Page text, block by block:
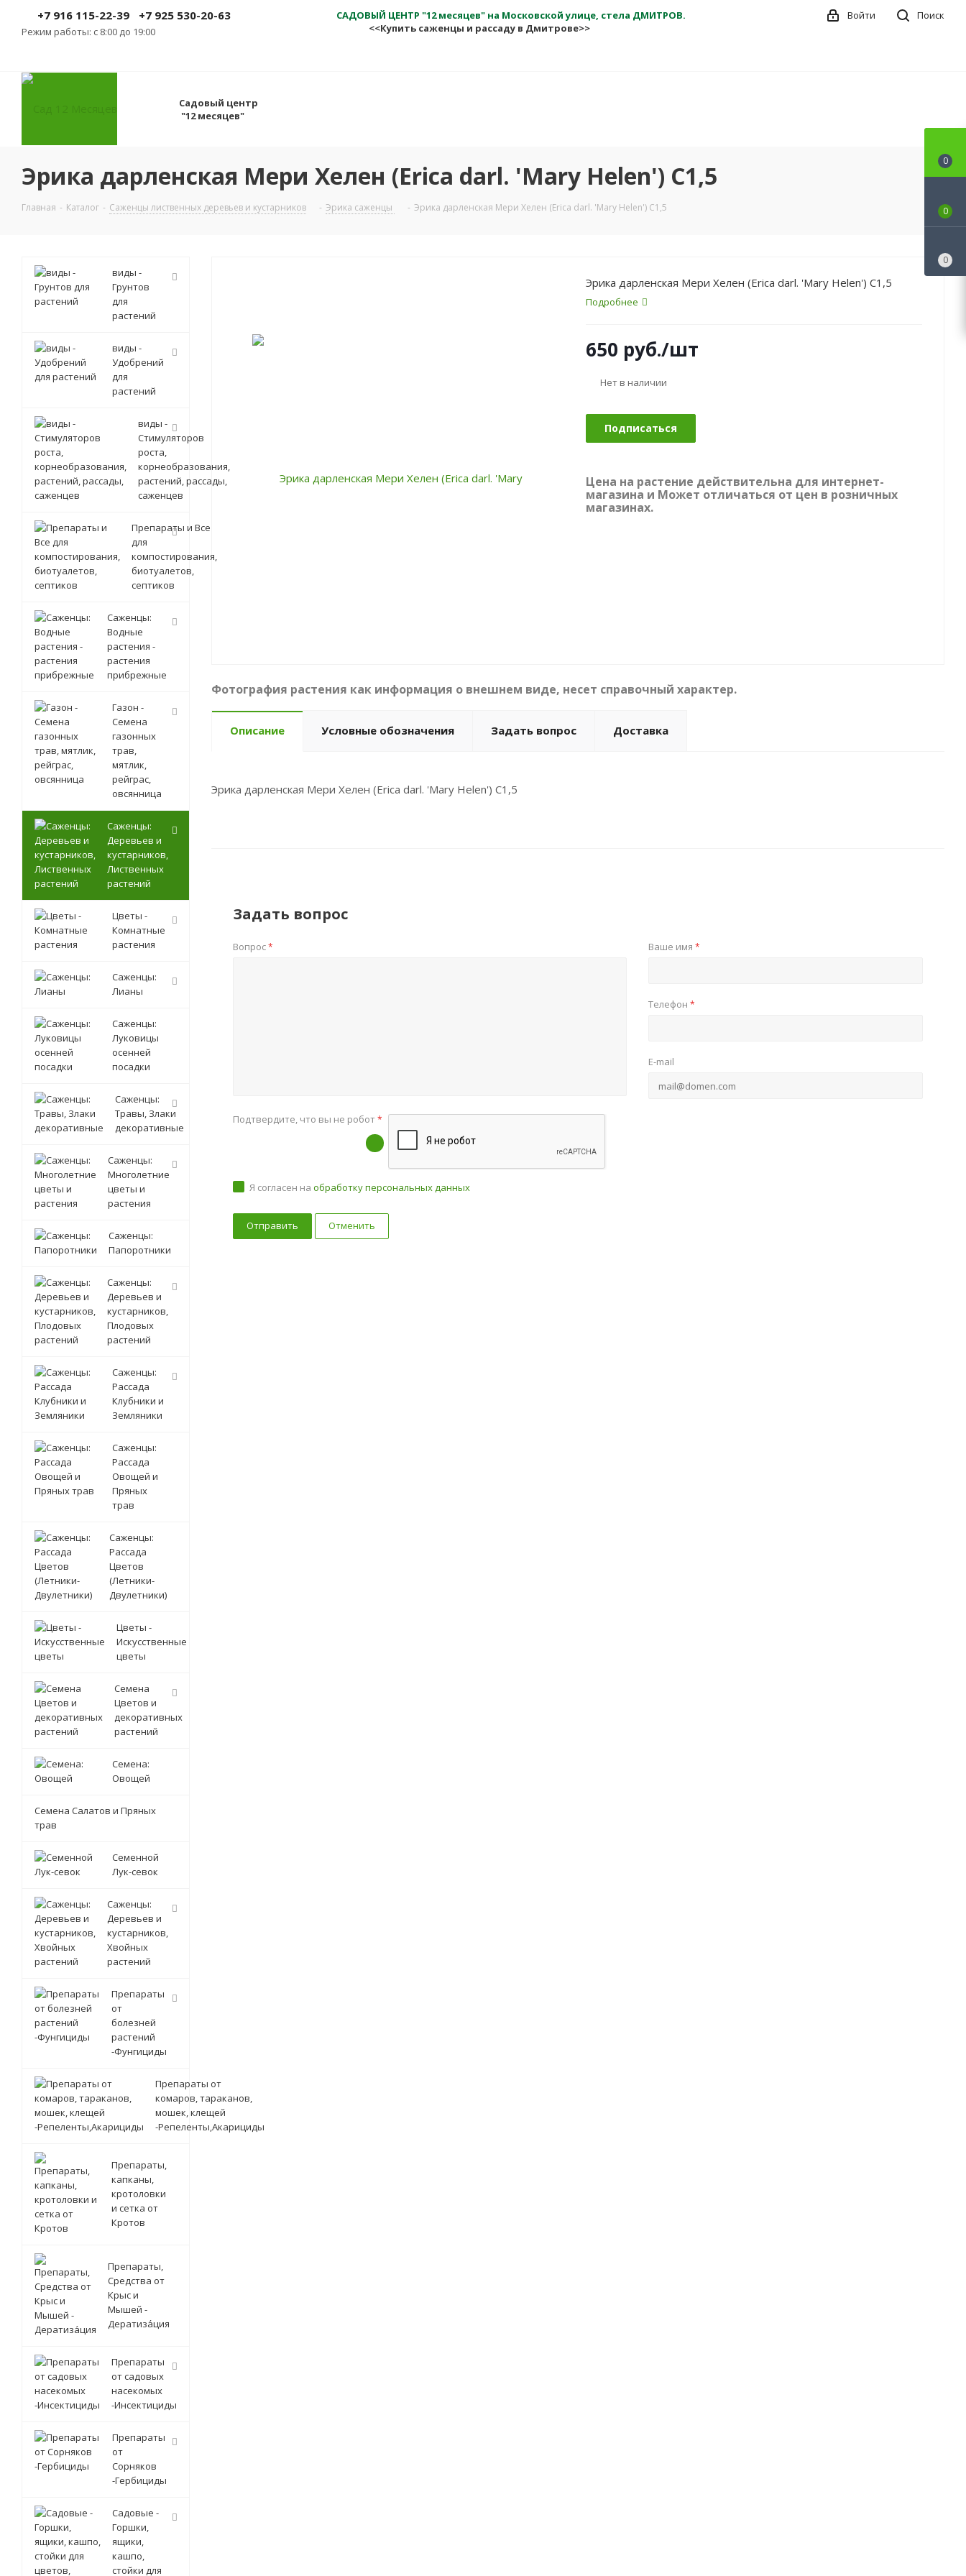
+7 916 115-22-39 +7 925 530-20-63
Режим работы: с 8:00 до 19:00
САДОВЫЙ ЦЕНТР "12 месяцев" на Московской улице, стела ДМИТРОВ.
<<Купить саженцы и рассаду в Дмитрове>>
Поиск
Войти
Садовый центр
"12 месяцев"
Эрика дарленская Мери Хелен (Erica darl. 'Mary Helen') С1,5
Главная - Каталог - Саженцы лиственных деревьев и кустарников - Эрика саженцы - Эрика дарленская Мери Хелен (Erica darl. 'Mary Helen') С1,5
Эрика дарленская Мери Хелен (Erica darl. 'Mary Helen') С1,5
Подробнее
650 руб./шт
Нет в наличии
Подписаться
Цена на растение действительна для интернет-
магазина и Может отличаться от цен в розничных
магазинах.
Фотография растения как информация о внешнем виде, несет справочный характер.
Описание Условные обозначения Задать вопрос Доставка
Эрика дарленская Мери Хелен (Erica darl. 'Mary Helen') С1,5
Задать вопрос
Вопрос* Ваше имя *
Телефон *
E-mail
Подтвердите, что вы не робот*
Я согласен на обработку персональных данных
Отменить
виды -
Грунтов
для
растений
виды -
Удобрений
для
растений
виды -
Стимуляторов
роста,
корнеобразования,
растений, рассады,
саженцев
Препараты и Все
для
компостирования,
биотуалетов,
септиков
Саженцы:
Водные
растения -
растения
прибрежные
Газон -
Семена
газонных
трав,
мятлик,
рейграс,
овсянница
Саженцы:
Деревьев и
кустарников,
Лиственных
растений
Цветы -
Комнатные
растения
Саженцы:
Лианы
Саженцы:
Луковицы
осенней
посадки
Саженцы:
Травы, Злаки
декоративные
Саженцы:
Многолетние
цветы и
растения
Саженцы:
Папоротники
Саженцы:
Деревьев и
кустарников,
Плодовых
растений
Саженцы:
Рассада
Клубники и
Земляники
Саженцы:
Рассада
Овощей и
Пряных
трав
Саженцы:
Рассада
Цветов
(Летники-
Двулетники)
Цветы -
Искусственные
цветы
Семена
Цветов и
декоративных
растений
Семена:
Овощей
Семена Салатов и Пряных
трав
Семенной
Лук-севок
Саженцы:
Деревьев и
кустарников,
Хвойных
растений
Препараты
от
болезней
растений
-Фунгициды
Препараты от
комаров, тараканов,
мошек, клещей
-Репеленты,Акарициды
Препараты,
капканы,
кротоловки
и сетка от
Кротов
Препараты,
Средства от
Крыс и
Мышей -
Дератиза́ция
Препараты
от садовых
насекомых
-Инсектициды
Препараты
от
Сорняков
-Гербициды
Садовые -
Горшки,
ящики,
кашпо,
стойки для
0
0
0